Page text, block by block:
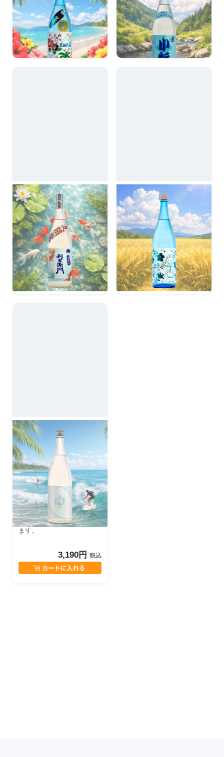
やかな甘味。
2,950円 税込
かな柑橘香。
2,970円税込
夏限定利右衛門ジョイ
ホワイト
香り酵母の華やかさと爽や
かですっきりとした柑橘
香。
2,970円税込
夏の赤鹿毛 1800ml
麦の強い香ばしさとすっき
りとドライな味わい。
2,420円税込
夏の潤平 2026 紅まさ
り 三年熟成 1800ml
口にじんわりと旨味が広が
り、リンゴや洋ナシのよう
な香りの特徴を持つ「紅ま
さり」を使用しておりま
す。
三年以上の熟成を経た贅沢
な余韻がお楽しみいただけ
ます。
3,190円 税込